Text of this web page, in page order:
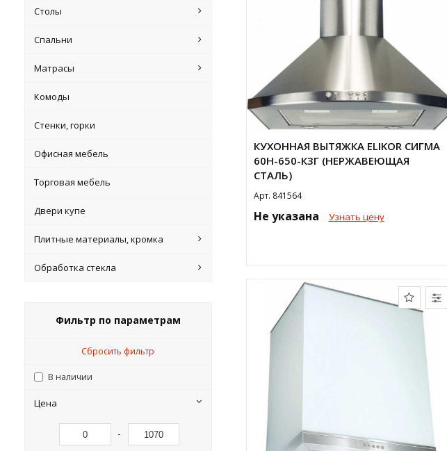
Столы
Спальни
Матрасы
Комоды
Стенки, горки
Офисная мебель
Торговая мебель
Двери купе
Плитные материалы, кромка
Обработка стекла
Фильтр по параметрам
Сбросить фильтр
В наличии
Цена
-
КУХОННАЯ ВЫТЯЖКА ELIKOR СИГМА
60Н-650-К3Г (НЕРЖАВЕЮЩАЯ
СТАЛЬ)
Арт. 841564
Не указана Узнать цену